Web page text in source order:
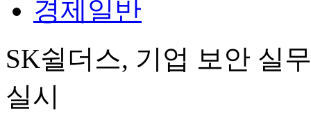
경제일반
SK쉴더스, 기업 보안 실
실시